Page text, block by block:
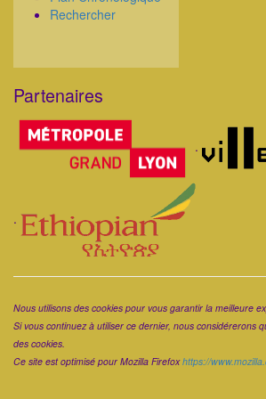
Rechercher
Partenaires
Corps
.
.
Nous utilisons des cookies pour vous garantir la meilleure
Si vous continuez à utiliser ce dernier, nous considérerons
des cookies.
Ce site est optimisé pour Mozilla Firefoxhttps://